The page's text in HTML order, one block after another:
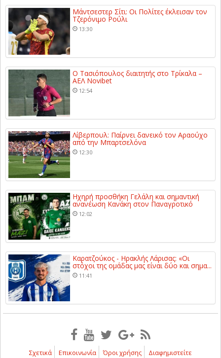
Μάντσεστερ Σίτι: Οι Πολίτες έκλεισαν τον
Τζερόνιμο Ρούλι
13:30
Ο Τασιόπουλος διαιτητής στο Τρίκαλα –
ΑΕΛ Novibet
12:54
Λίβερπουλ: Παίρνει δανεικό τον Αραούχο
από την Μπαρτσελόνα
12:30
Ηχηρή προσθήκη Γελάλη και σημαντική
ανανέωση Κανάκη στον Παναγροτικό
12:02
Καρατζούκος - Ηρακλής Λάρισας: «Οι
στόχοι της ομάδας μας είναι δύο και σημα...
11:41
Σχετικά Επικοινωνία Όροι χρήσης Διαφημιστείτε